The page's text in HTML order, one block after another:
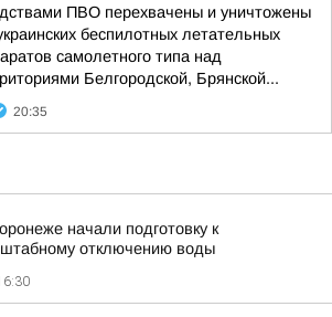
ПВО перехвачены и уничтожены
беспилотных летательных
самолетного типа над
Белгородской, Брянской...
20:35
начали подготовку к
отключению воды